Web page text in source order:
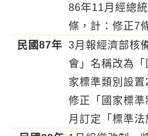
86年11月經總
條，計：修正7
民國87年 3月報經濟部核
會」名稱改為
家標準類別設
修正「國家標
月訂定「標準